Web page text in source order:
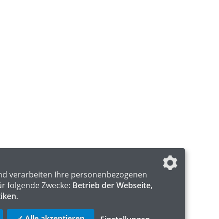
verarbeiten Ihre personenbezogenen
folgende Zwecke: Betrieb der Webseite,
.